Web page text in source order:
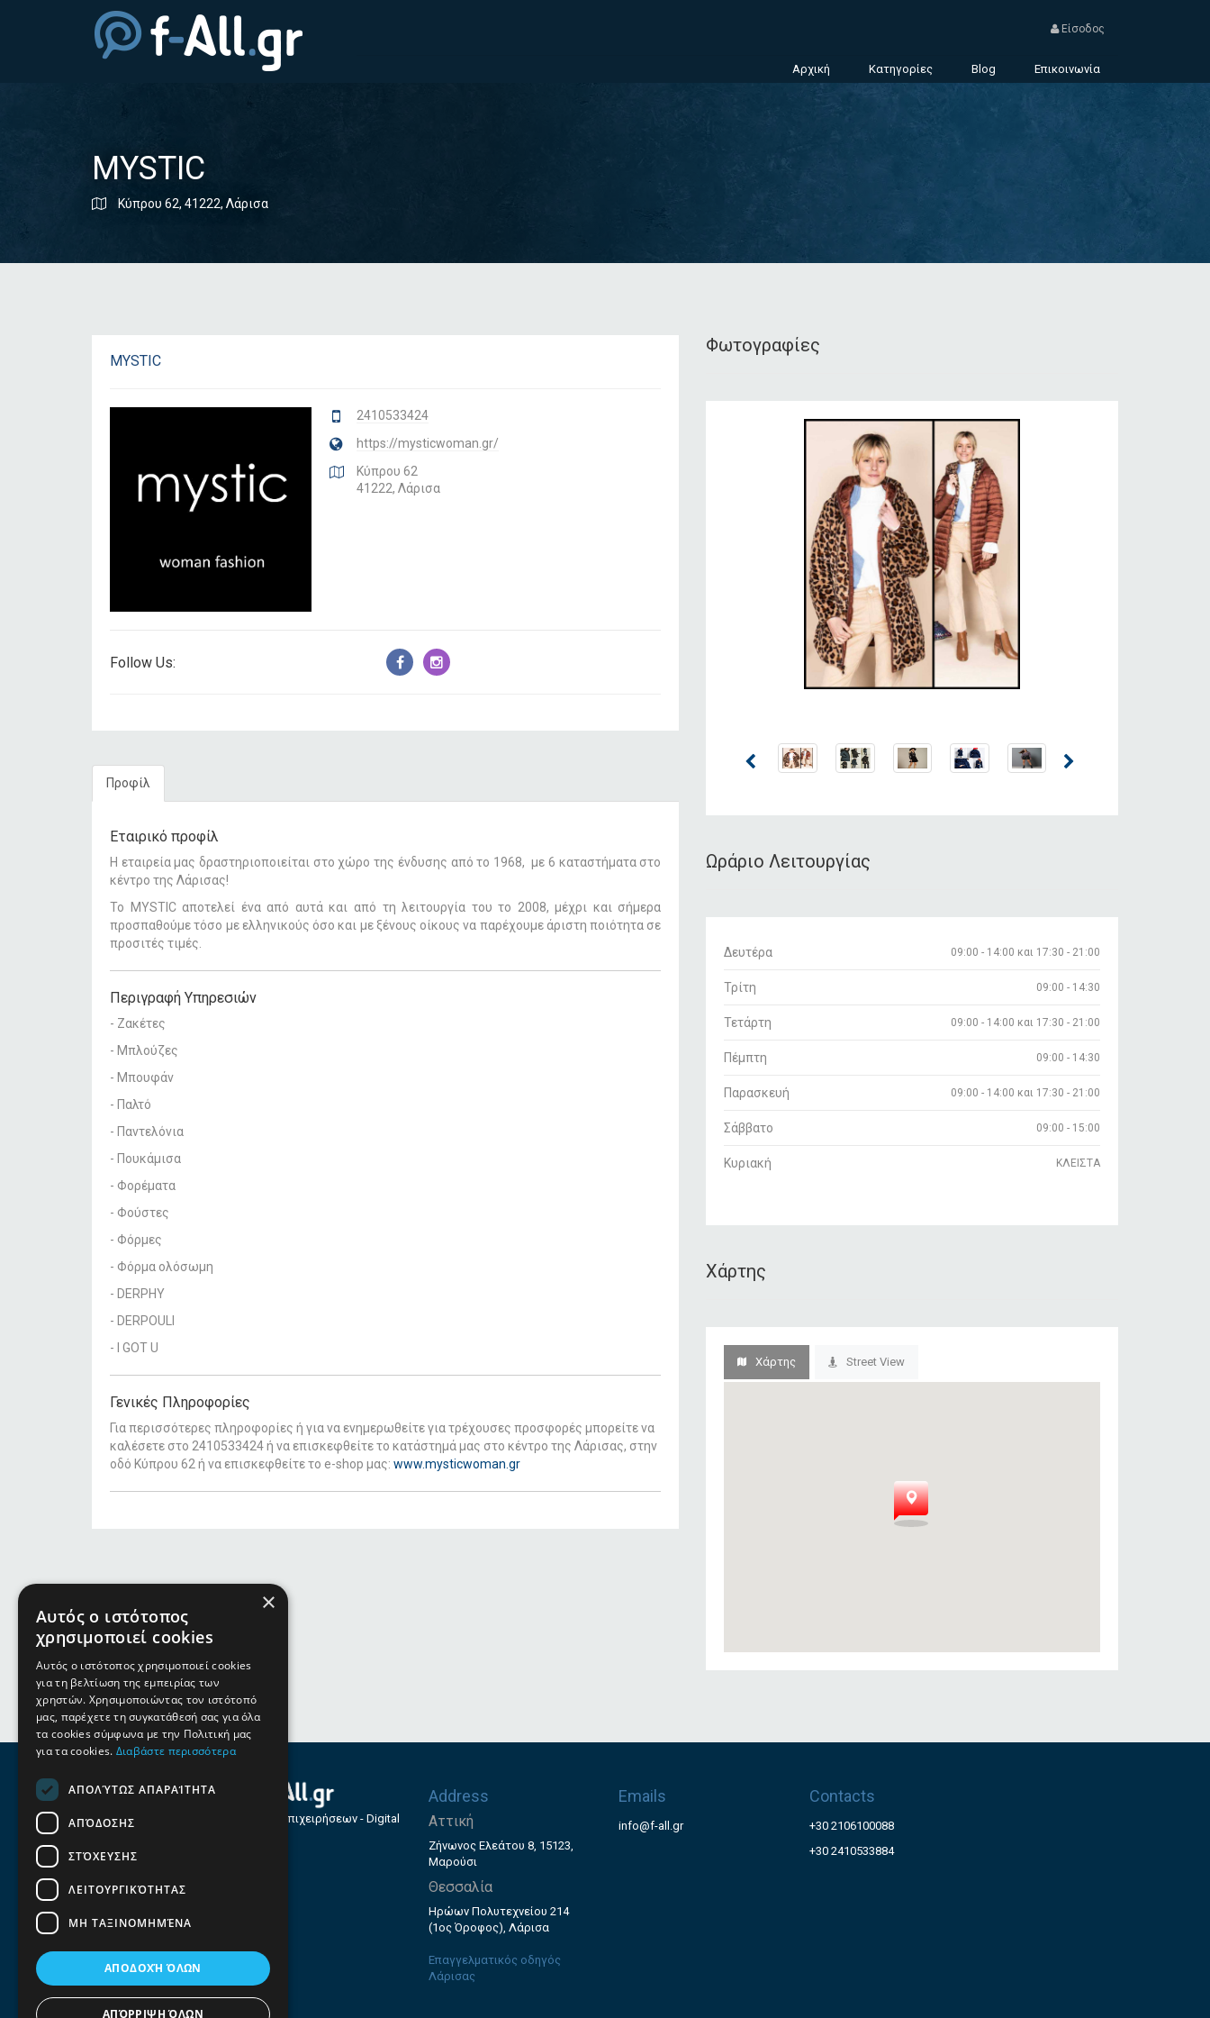
Είσοδος
Αρχική Κατηγορίες Blog Επικοινωνία
MYSTIC
Κύπρου 62, 41222, Λάρισα
MYSTIC
2410533424
https://mysticwoman.gr/
Κύπρου 62
41222, Λάρισα
Follow Us:
Προφίλ
Εταιρικό προφίλ
Η εταιρεία μας δραστηριοποιείται στο χώρο της ένδυσης από το 1968, με 6 καταστήματα στο
κέντρο της Λάρισας!
Το MYSTIC αποτελεί ένα από αυτά και από τη λειτουργία του το 2008, μέχρι και σήμερα
προσπαθούμε τόσο με ελληνικούς όσο και με ξένους οίκους να παρέχουμε άριστη ποιότητα σε
προσιτές τιμές.
Περιγραφή Υπηρεσιών
- Ζακέτες
- Μπλούζες
- Μπουφάν
- Παλτό
- Παντελόνια
- Πουκάμισα
- Φορέματα
- Φούστες
- Φόρμες
- Φόρμα ολόσωμη
- DERPHY
- DERPOULI
- I GOT U
Γενικές Πληροφορίες
Για περισσότερες πληροφορίες ή για να ενημερωθείτε για τρέχουσες προσφορές μπορείτε να
καλέσετε στο 2410533424 ή να επισκεφθείτε το κατάστημά μας στο κέντρο της Λάρισας, στην
οδό Κύπρου 62 ή να επισκεφθείτε το e-shop μας: www.mysticwoman.gr
Φωτογραφίες
Ωράριο Λειτουργίας
Δευτέρα 09:00 - 14:00 και 17:30 - 21:00
Τρίτη 09:00 - 14:30
Τετάρτη 09:00 - 14:00 και 17:30 - 21:00
Πέμπτη 09:00 - 14:30
Παρασκευή 09:00 - 14:00 και 17:30 - 21:00
Σάββατο 09:00 - 15:00
Κυριακή ΚΛΕΙΣΤΑ
Χάρτης
Χάρτης Street View
Οδηγός Επιχειρήσεων - Digital
Address
Αττική
Ζήνωνος Ελεάτου 8, 15123,
Μαρούσι
Θεσσαλία
Ηρώων Πολυτεχνείου 214
(1ος Όροφος), Λάρισα
Επαγγελματικός οδηγός
Λάρισας
Emails
info@f-all.gr
Contacts
+30 2106100088
+30 2410533884
×
Αυτός ο ιστότοπος
χρησιμοποιεί cookies
Αυτός ο ιστότοπος χρησιμοποιεί cookies
για τη βελτίωση της εμπειρίας των
χρηστών. Χρησιμοποιώντας τον ιστότοπό
μας, παρέχετε τη συγκατάθεσή σας για όλα
τα cookies σύμφωνα με την Πολιτική μας
για τα cookies. Διαβάστε περισσότερα
ΑΠΟΛΎΤΩΣ ΑΠΑΡΑΊΤΗΤΑ
ΑΠΌΔΟΣΗΣ
ΣΤΌΧΕΥΣΗΣ
ΛΕΙΤΟΥΡΓΙΚΌΤΗΤΑΣ
ΜΗ ΤΑΞΙΝΟΜΗΜΈΝΑ
ΑΠΟΔΟΧΉ ΌΛΩΝ
ΑΠΌΡΡΙΨΗ ΌΛΩΝ